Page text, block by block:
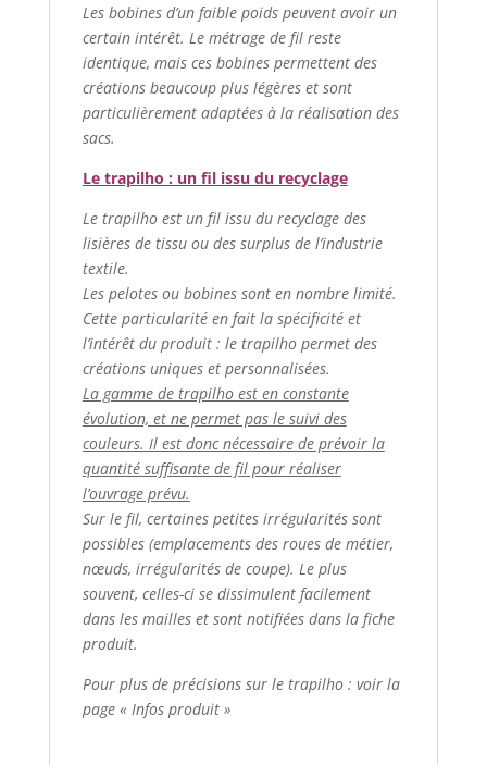
Les bobines d’un faible poids peuvent avoir un
certain intérêt. Le métrage de fil reste
identique, mais ces bobines permettent des
créations beaucoup plus légères et sont
particulièrement adaptées à la réalisation des
sacs.
Le trapilho : un fil issu du recyclage
Le trapilho est un fil issu du recyclage des
lisières de tissu ou des surplus de l’industrie
textile.
Les pelotes ou bobines sont en nombre limité.
Cette particularité en fait la spécificité et
l’intérêt du produit : le trapilho permet des
créations uniques et personnalisées.
La gamme de trapilho est en constante
évolution, et ne permet pas le suivi des
couleurs. Il est donc nécessaire de prévoir la
quantité suffisante de fil pour réaliser
l’ouvrage prévu.
Sur le fil, certaines petites irrégularités sont
possibles (emplacements des roues de métier,
nœuds, irrégularités de coupe). Le plus
souvent, celles-ci se dissimulent facilement
dans les mailles et sont notifiées dans la fiche
produit.
Pour plus de précisions sur le trapilho : voir la
page « Infos produit »